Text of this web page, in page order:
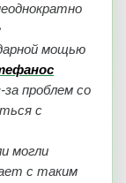
мощью
за проблем со
с
могли
с таким